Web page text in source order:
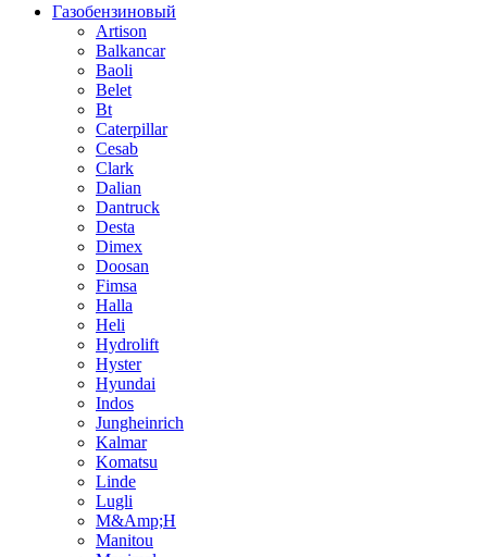
Газобензиновый
Artison
Balkancar
Baoli
Belet
Bt
Caterpillar
Cesab
Clark
Dalian
Dantruck
Desta
Dimex
Doosan
Fimsa
Halla
Heli
Hydrolift
Hyster
Hyundai
Indos
Jungheinrich
Kalmar
Komatsu
Linde
Lugli
M&Amp;H
Manitou